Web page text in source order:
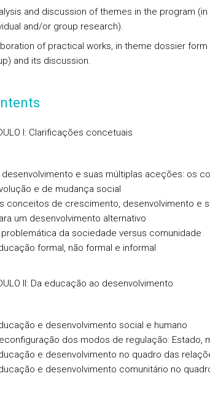
and discussion of themes in the program
and/or group research).
of practical works, in theme dossier form
and its discussion.
I: Clarificações concetuais
desenvolvimento e suas múltiplas aceções: os
e de mudança social
conceitos de crescimento, desenvolvimento e
um desenvolvimento alternativo
problemática da sociedade versus comunidade
formal, não formal e informal
II: Da educação ao desenvolvimento
e desenvolvimento social e humano
dos modos de regulação: Estado,
e desenvolvimento no quadro das
e desenvolvimento comunitário no